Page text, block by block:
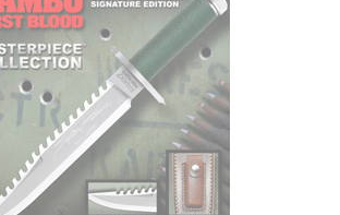
visto de cerca cambia la
por completo. Esta réplica
Rambo Acorralado en
1:1 concentra la presencia
del cine de supervivencia
pieza pensada para
exposición y memoria
visual.